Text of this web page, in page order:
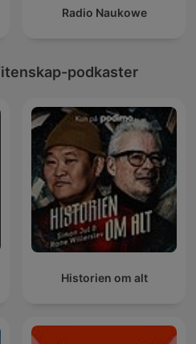
Radio Naukowe
podkaster
Historien om alt